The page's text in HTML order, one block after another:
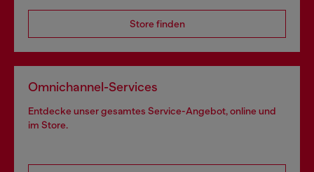
Store finden
Omnichannel-Services
Entdecke unser gesamtes Service-Angebot, online und
im Store.